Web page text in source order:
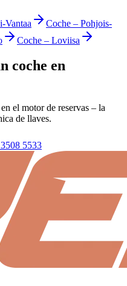
Vantaa Coche – Pohjois-
Coche – Loviisa
coche en
el motor de reservas – la
de llaves.
5533